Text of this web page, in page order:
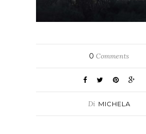
0 Comments
Di MICHELA